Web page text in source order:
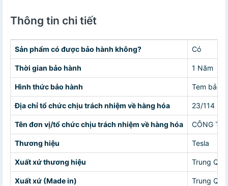
Thông tin chi tiết
Sản phẩm có được bảo hành không? Có
Thời gian bảo hành 1 Năm
Hình thức bảo hành Tem bảo
Địa chỉ tổ chức chịu trách nhiệm về hàng hóa 23/114
Tên đơn vị/tổ chức chịu trách nhiệm về hàng hóa CÔNG TY
Thương hiệu Tesla
Xuất xứ thương hiệu Trung
Xuất xứ (Made in) Trung